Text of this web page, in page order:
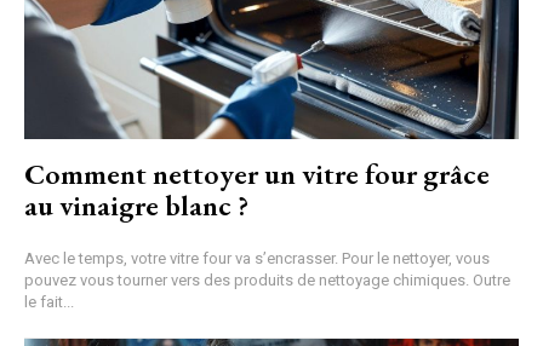
Comment nettoyer un vitre four grâce
au vinaigre blanc ?
Avec le temps, votre vitre four va s’encrasser. Pour le nettoyer, vous
pouvez vous tourner vers des produits de nettoyage chimiques. Outre
le fait...